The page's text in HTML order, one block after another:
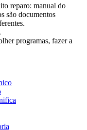
reparo: manual do
são documentos
programas, fazer a